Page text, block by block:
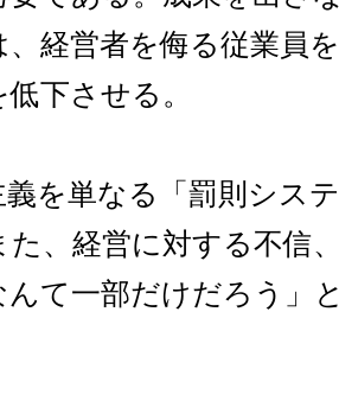
経営者を侮る従業員
下させる。
を単なる「罰則シス
、経営に対する不信
んて一部だけだろう」